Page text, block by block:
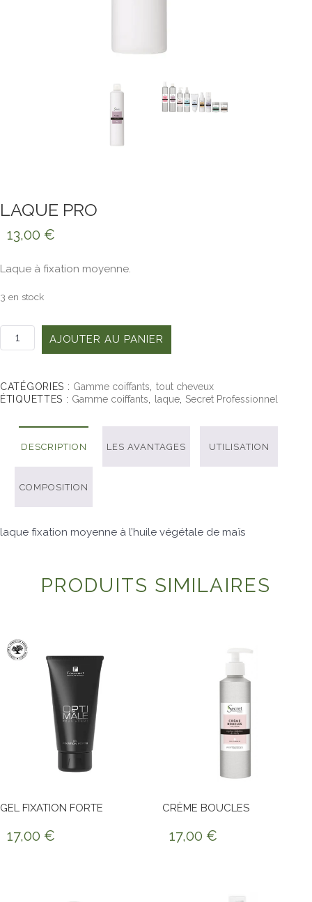
LAQUE PRO
13,00 €
Laque à fixation moyenne.
3 en stock
quantité
AJOUTER AU PANIER
CATÉGORIES : Gamme coiffants
tout cheveux
ÉTIQUETTES : Gamme coiffants laque, Secret Professionnel
DESCRIPTION LES AVANTAGES UTILISATION
COMPOSITION
laque fixation moyenne à l’huile végétale de maïs
PRODUITS SIMILAIRES
GEL FIXATION FORTE
17,00 €
CRÈME BOUCLES
17,00 €